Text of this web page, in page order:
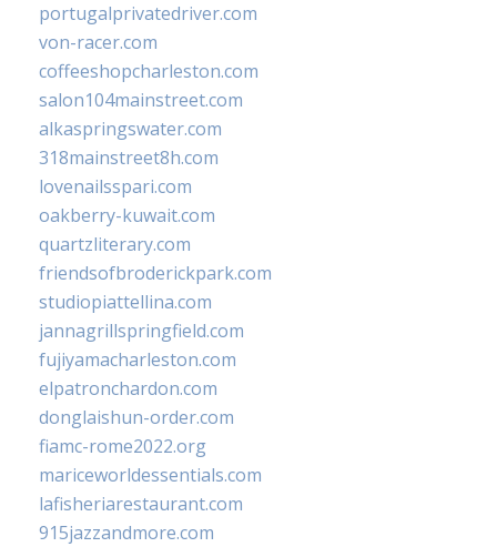
portugalprivatedriver.com
von-racer.com
coffeeshopcharleston.com
salon104mainstreet.com
alkaspringswater.com
318mainstreet8h.com
lovenailsspari.com
oakberry-kuwait.com
quartzliterary.com
friendsofbroderickpark.com
studiopiattellina.com
jannagrillspringfield.com
fujiyamacharleston.com
elpatronchardon.com
donglaishun-order.com
fiamc-rome2022.org
mariceworldessentials.com
lafisheriarestaurant.com
915jazzandmore.com